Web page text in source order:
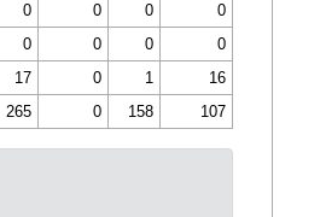
0 0 0
0
0 0 0
0
17 0 1
16
265 0 158 107